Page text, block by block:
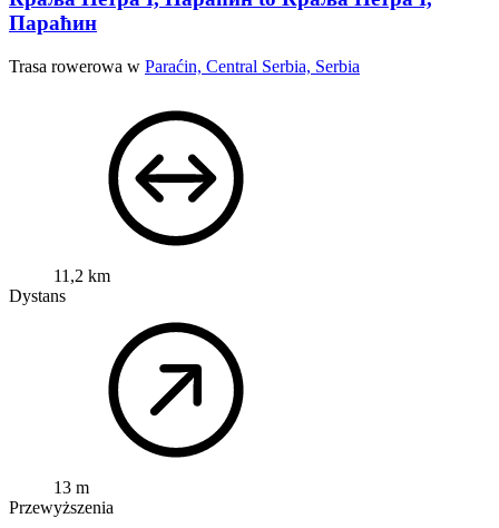
Параћин
Trasa rowerowa w Paraćin, Central Serbia, Serbia
11,2 km
Dystans
13 m
Przewyższenia